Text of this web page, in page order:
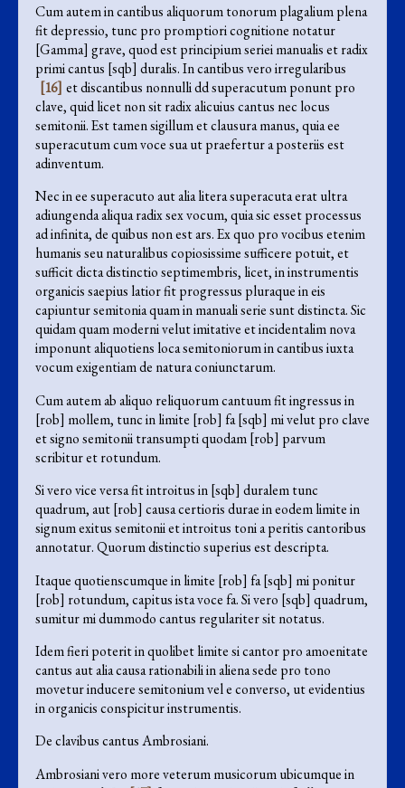
Cum autem in cantibus aliquorum tonorum plagalium plena
fit depressio, tunc pro promptiori cognitione notatur
[Gamma] grave, quod est principium seriei manualis et radix
primi cantus [sqb] duralis. In cantibus vero irregularibus
[16] et discantibus nonnulli dd superacutum ponunt pro
clave, quid licet non sit radix alicuius cantus nec locus
semitonii. Est tamen sigillum et clausura manus, quia ee
superacutum cum voce sua ut praefertur a posteriis est
adinventum.
Nec in ee superacuto aut alia litera superacuta erat ultra
adiungenda aliqua radix sex vocum, quia sic esset processus
ad infinita, de quibus non est ars. Ex quo pro vocibus etenim
humanis seu naturalibus copiosissime sufficere potuit, et
sufficit dicta distinctio septimembris, licet, in instrumentis
organicis saepius latior fit progressus pluraque in eis
capiuntur semitonia quam in manuali serie sunt distincta. Sic
quidam quam moderni velut imitative et incidentalim nova
imponunt aliquotiens loca semitoniorum in cantibus iuxta
vocum exigentiam de natura coniunctarum.
Cum autem ab aliquo reliquorum cantuum fit ingressus in
[rob] mollem, tunc in limite [rob] fa [sqb] mi velut pro clave
et signo semitonii transumpti quodam [rob] parvum
scribitur et rotundum.
Si vero vice versa fit introitus in [sqb] duralem tunc
quadrum, aut [rob] causa certioris durae in eodem limite in
signum exitus semitonii et introitus toni a peritis cantoribus
annotatur. Quorum distinctio superius est descripta.
Itaque quotienscumque in limite [rob] fa [sqb] mi ponitur
[rob] rotundum, capitus ista voce fa. Si vero [sqb] quadrum,
sumitur mi dummodo cantus regulariter sit notatus.
Idem fieri poterit in quolibet limite si cantor pro amoenitate
cantus aut alia causa rationabili in aliena sede pro tono
movetur inducere semitonium vel e converso, ut evidentius
in organicis conspicitur instrumentis.
De clavibus cantus Ambrosiani.
Ambrosiani vero more veterum musicorum ubicumque in